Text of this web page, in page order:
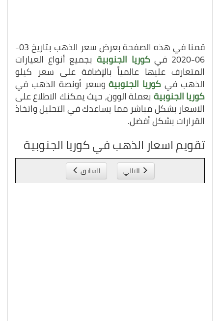
قمنا في هذه الصفحة بعرض سعر الذهب بتاريخ 03-
06-2020 في كوريا الجنوبية بجميع أنواع العيارات
المتعارف عليها عالمياً بالإضافة على سعر كيلو
الذهب في كوريا الجنوبيةوسعر أونصة الذهب في
كوريا الجنوبية بعملة الوون, حيث يمكنك الاطلاع على
الاسعار بشكل مباشر مما يساعدك في التحليل واتخاذ
القرارات بشكل أفضل.
تقويم اسعار الذهب في كوريا الجنوبية
التالي السابق